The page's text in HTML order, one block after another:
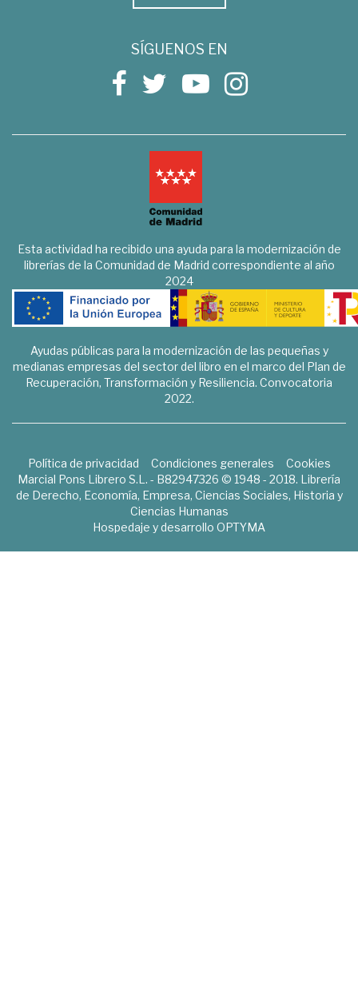
SÍGUENOS EN
Esta actividad ha recibido una ayuda para la modernización de
librerías de la Comunidad de Madrid correspondiente al año
2024
Ayudas públicas para la modernización de las pequeñas y
medianas empresas del sector del libro en el marco del Plan de
Recuperación, Transformación y Resiliencia. Convocatoria
2022.
Política de privacidad Condiciones generales
Cookies
Marcial Pons Librero S.L. - B82947326 © 1948 - 2018. Librería
de Derecho, Economía, Empresa, Ciencias Sociales, Historia y
Ciencias Humanas
Hospedaje y desarrollo OPTYMA